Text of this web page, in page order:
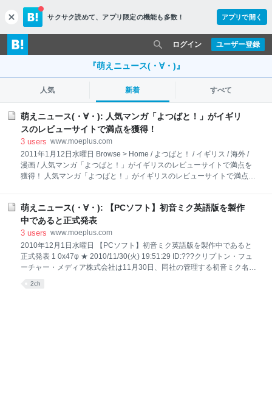
c
l
o
s
サクサク読めて、 アプリ限定の機能も多数！ アプリで開く
ユーザー登録
ログイン
『萌えニュース(・∀・)』
人気 新着 すべて
萌えニュース(・∀・): 人気マンガ「よつばと！」がイギリ
スのレビューサイトで満点を獲得！
3 users www.moeplus.com
2011年1月12日水曜日 Browse > Home / よつばと！ / イギリス / 海外 /
漫画 / 人気マンガ「よつばと！」がイギリスのレビューサイトで満点を
獲得！ 人気マンガ「よつばと！」がイギリスのレビューサイトで満点を
21:09:29.59 ID:ZP8acBts0あずまきよひこの人気マンガ「よつばと！」
が、イギリスのアニメ・マンガサイトUK AnimeNetworkのレビューで満
点を獲得している。日本のマンガを対象にレビューしている同サイト
で、過去に満点を記録しているのはマンガ「DRAGON BALL」など一握
りの作品だけだ。 「よつばと！」は、5歳の女の子よつばが日常のあち
こちで出会う事件や人々を中
萌えニュース(・∀・): 【PCソフト】初音ミク英語版を製作
中であると正式発表
3 users www.moeplus.com
2010年12月1日水曜日 【PCソフト】初音ミク英語版を製作中であると
正式発表 1 0x47φ ★ 2010/11/30(火) 19:51:29 ID:???クリプトン・フュ
ーチャー・メディア株式会社は11月30日、同社の管理する初音ミク名義
2ch